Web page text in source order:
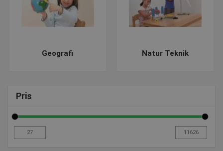
Barn fascineras av magneternas osynliga kraft.
För att låta ditt barn öva mer på geografi kan du med vår
världens länder. På den vita ytan kan du visa länderna i
konturerna, färglägga länderna och skriva namnen på
I naturtekniken har vi vår "Potatisväxt" där den förtrollande
tavlan. Visa och namnge varje del av växten och ta reda på
vilka delar som är giftiga och vilken skalbagge som skadar
växten.
Geografi Natur Teknik
Pris